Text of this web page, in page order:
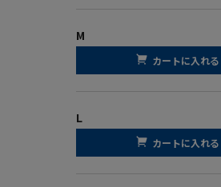
M
カートに入れる
L
カートに入れる